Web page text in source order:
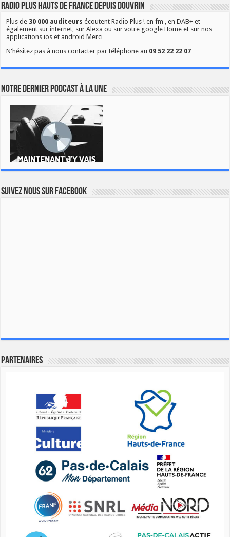
Radio Plus Hauts de France depuis Douvrin
Plus de30 000 auditeurs écoutent Radio Plus ! en fm , en DAB+ et
également sur internet, sur Alexa ou sur votre google Home et sur nos
applications ios et android Merci
N'hésitez pas à nous contacter par téléphone au 09 52 22 22 07
Notre dernier podcast à la une
Suivez nous sur Facebook
Partenaires